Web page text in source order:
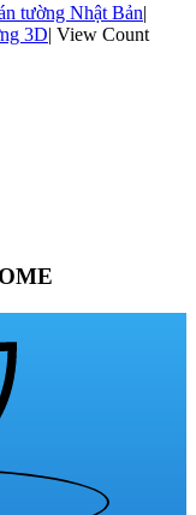
tường Nhật Bản|
3D| View Count